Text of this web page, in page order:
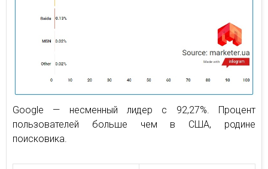
Google — несменный лидер с 92,27%. Процент
пользователей больше чем в США, родине
поисковика.